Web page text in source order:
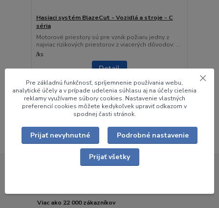
Hasiaci systém BlazeCut - Vozidlá a stroje - C
séria
Motorové priestory sú pre vznik požiaru jedny z
najviac rizikových priestorov z viacerých dôvodov: ...
/ks
Detail
strana z 1
Viac ako 22 000 zákazníkov
Pre základnú funkčnosť, spríjemnenie používania webu,
analytické účely a v prípade udelenia súhlasu aj na účely cielenia
reklamy využívame súbory cookies. Nastavenie vlastných
preferencií cookies môžete kedykoľvek upraviť odkazom v
spodnej časti stránok.
Prijať nevyhnutné Podrobné nastavenie
Prijať všetky